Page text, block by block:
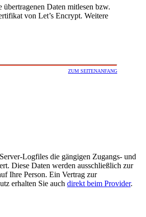
Daten mitlesen bzw.
von Let’s Encrypt. Weitere
ZUM SEITENANFANG
Logfiles die gängigen Zugangs- und
Diese Daten werden ausschließlich zur
Ihre Person. Ein Vertrag zur
erhalten Sie auch direkt beim Provider.